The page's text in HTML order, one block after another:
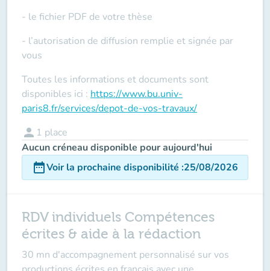
- le fichier PDF de votre thèse
- l’autorisation de diffusion remplie et signée par
vous
Toutes les informations et documents sont
disponibles ici : https://www.bu.univ-
paris8.fr/services/depot-de-vos-travaux/
person 1 place
Aucun créneau disponible pour aujourd'hui
date_rangeVoir la prochaine disponibilité :25/08/2026
RDV individuels Compétences
écrites & aide à la rédaction
30 mn d'accompagnement personnalisé sur vos